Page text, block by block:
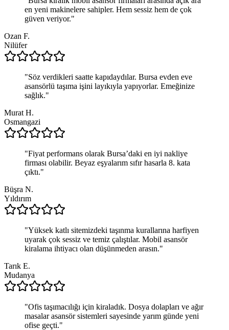
en yeni makinelere sahipler. Hem sessiz hem de çok
güven veriyor."
Ozan F.
Nilüfer
"Söz verdikleri saatte kapıdaydılar. Bursa evden eve
asansörlü taşıma işini layıkıyla yapıyorlar. Emeğinize
sağlık."
Murat H.
Osmangazi
"Fiyat performans olarak Bursa’daki en iyi nakliye
firması olabilir. Beyaz eşyalarım sıfır hasarla 8. kata
çıktı."
Büşra N.
Yıldırım
"Yüksek katlı sitemizdeki taşınma kurallarına harfiyen
uyarak çok sessiz ve temiz çalıştılar. Mobil asansör
kiralama ihtiyacı olan düşünmeden arasın."
Tarık E.
Mudanya
"Ofis taşımacılığı için kiraladık. Dosya dolapları ve ağır
masalar asansör sistemleri sayesinde yarım günde yeni
ofise geçti."